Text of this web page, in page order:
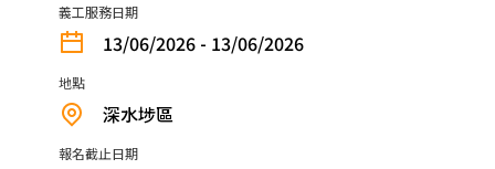
義工服務日期
13/06/2026 - 13/06/2026
地點
深水埗區
報名截止日期